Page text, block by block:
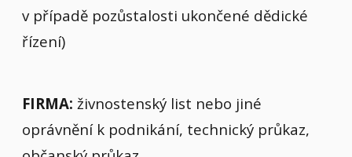
v případě pozůstalosti ukončené dědické
řízení)
FIRMA: živnostenský list nebo jiné
oprávnění k podnikání, technický průkaz,